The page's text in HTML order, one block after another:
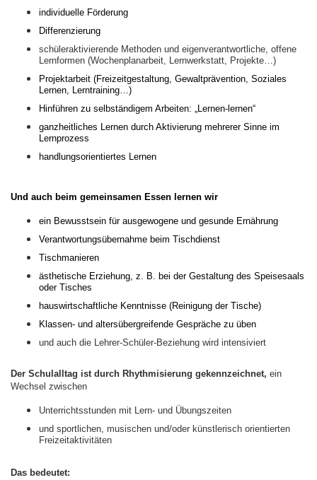
individuelle Förderung
Differenzierung
schüleraktivierende Methoden und eigenverantwortliche, offene
Lernformen (Wochenplanarbeit, Lernwerkstatt, Projekte…)
Projektarbeit (Freizeitgestaltung, Gewaltprävention, Soziales
Lernen, Lerntraining…)
Hinführen zu selbständigem Arbeiten: „Lernen-lernen“
ganzheitliches Lernen durch Aktivierung mehrerer Sinne im
Lernprozess
handlungsorientiertes Lernen
Und auch beim gemeinsamen Essen lernen wir
ein Bewusstsein für ausgewogene und gesunde Ernährung
Verantwortungsübernahme beim Tischdienst
Tischmanieren
ästhetische Erziehung, z. B. bei der Gestaltung des Speisesaals
oder Tisches
hauswirtschaftliche Kenntnisse (Reinigung der Tische)
Klassen- und altersübergreifende Gespräche zu üben
und auch die Lehrer-Schüler-Beziehung wird intensiviert
Der Schulalltag ist durch Rhythmisierung gekennzeichnet, ein
Wechsel zwischen
Unterrichtsstunden mit Lern- und Übungszeiten
und sportlichen, musischen und/oder künstlerisch orientierten
Freizeitaktivitäten
Das bedeutet: